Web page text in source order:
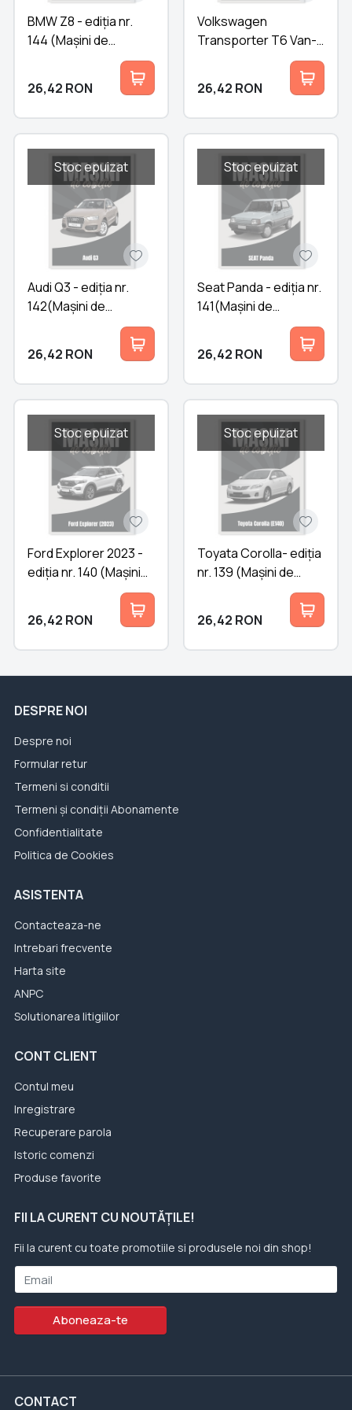
BMW Z8 - ediția nr.
144 (Mașini de
26,42 RON
Volkswagen
Transporter T6 Van-
ediția nr. 143 (Mașini
26,42 RON
Stoc epuizat
Audi Q3 - ediția nr.
142(Mașini de
26,42 RON
Stoc epuizat
Seat Panda - ediția nr.
141(Mașini de
26,42 RON
Stoc epuizat
Ford Explorer 2023 -
ediția nr. 140 (Mașini
26,42 RON
Stoc epuizat
Toyata Corolla- ediția
nr. 139 (Mașini de
26,42 RON
DESPRE NOI
Despre noi
Formular retur
Termeni si conditii
Termeni și condiții Abonamente
Confidentialitate
Politica de Cookies
ASISTENTA
Contacteaza-ne
Intrebari frecvente
Harta site
ANPC
Solutionarea litigiilor
CONT CLIENT
Contul meu
Inregistrare
Recuperare parola
Istoric comenzi
Produse favorite
FII LA CURENT CU NOUTĂȚILE!
Fii la curent cu toate promotiile si produsele noi din shop!
Email
Aboneaza-te
CONTACT